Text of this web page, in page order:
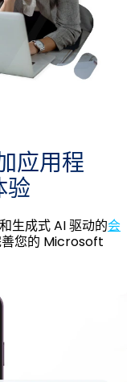
应用程
验
和生成式 AI 驱动的会
善您的 Microsoft